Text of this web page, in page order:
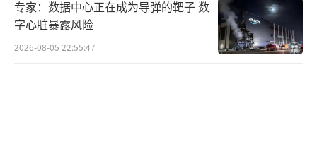
专家：数据中心正在成为导弹的靶子 数
字心脏暴露风险
2026-08-05 22:55:47